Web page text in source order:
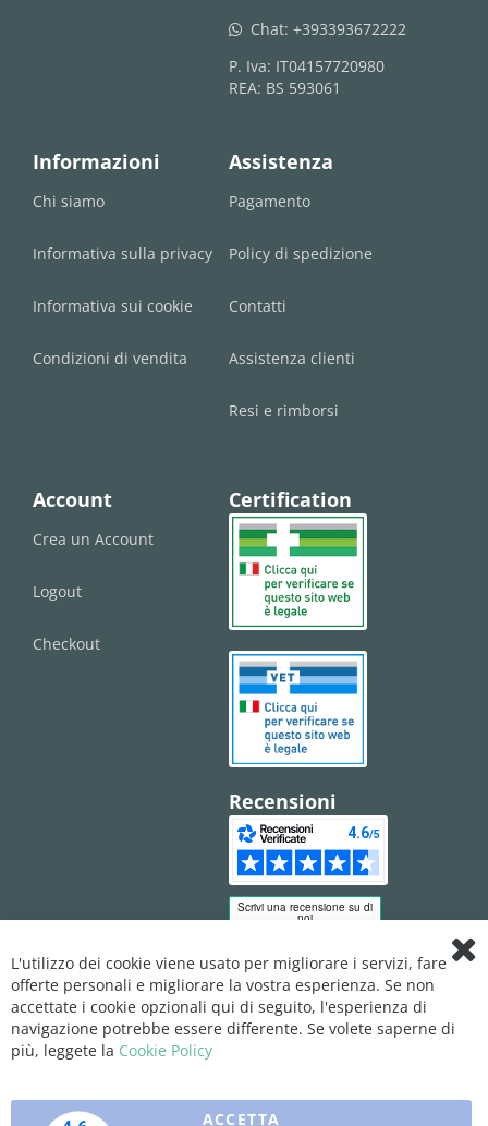
whatsapp Chat: +393393672222
P. Iva: IT04157720980
REA: BS 593061
Informazioni
Chi siamo
Informativa sulla privacy
Informativa sui cookie
Condizioni di vendita
Assistenza
Pagamento
Policy di spedizione
Contatti
Assistenza clienti
Resi e rimborsi
Account
Crea un Account
Logout
Checkout
Certification
Recensioni
L'utilizzo dei cookie viene usato per migliorare i servizi, fare
offerte personali e migliorare la vostra esperienza. Se non
accettate i cookie opzionali qui di seguito, l'esperienza di
navigazione potrebbe essere differente. Se volete saperne di
più, leggete la Cookie Policy
ACCETTA